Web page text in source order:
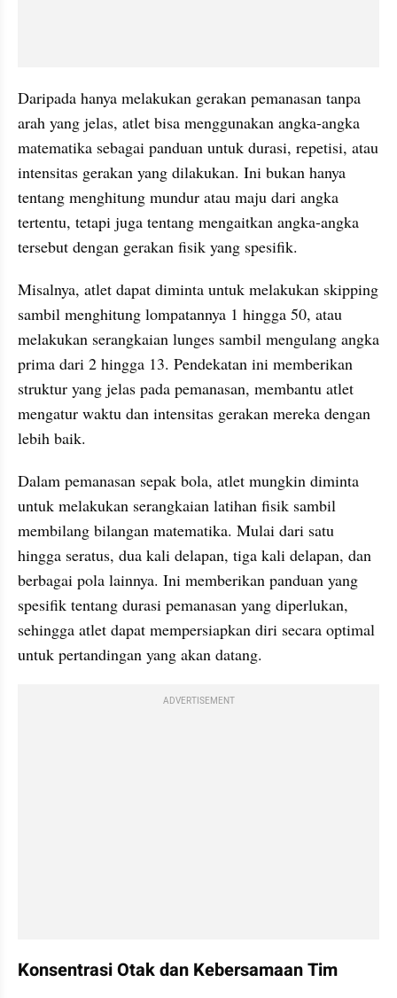
Daripada hanya melakukan gerakan pemanasan tanpa
arah yang jelas, atlet bisa menggunakan angka-angka
matematika sebagai panduan untuk durasi, repetisi, atau
intensitas gerakan yang dilakukan. Ini bukan hanya
tentang menghitung mundur atau maju dari angka
tertentu, tetapi juga tentang mengaitkan angka-angka
tersebut dengan gerakan fisik yang spesifik.
Misalnya, atlet dapat diminta untuk melakukan skipping
sambil menghitung lompatannya 1 hingga 50, atau
melakukan serangkaian lunges sambil mengulang angka
prima dari 2 hingga 13. Pendekatan ini memberikan
struktur yang jelas pada pemanasan, membantu atlet
mengatur waktu dan intensitas gerakan mereka dengan
lebih baik.
Dalam pemanasan sepak bola, atlet mungkin diminta
untuk melakukan serangkaian latihan fisik sambil
membilang bilangan matematika. Mulai dari satu
hingga seratus, dua kali delapan, tiga kali delapan, dan
berbagai pola lainnya. Ini memberikan panduan yang
spesifik tentang durasi pemanasan yang diperlukan,
sehingga atlet dapat mempersiapkan diri secara optimal
untuk pertandingan yang akan datang.
ADVERTISEMENT
Konsentrasi Otak dan Kebersamaan Tim